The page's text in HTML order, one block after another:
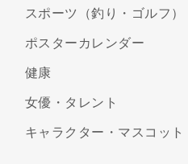
スポーツ（釣り・ゴルフ）
ポスターカレンダー
健康
女優・タレント
キャラクター・マスコット